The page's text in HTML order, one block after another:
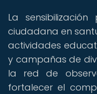
La
ciudadana en
actividades
y campañas de
la red de
fortalecer el